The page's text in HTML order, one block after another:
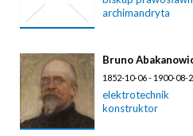
archimandryta
Bruno
1852-10-06 - 1900-08-
elektrotechnik
konstruktor